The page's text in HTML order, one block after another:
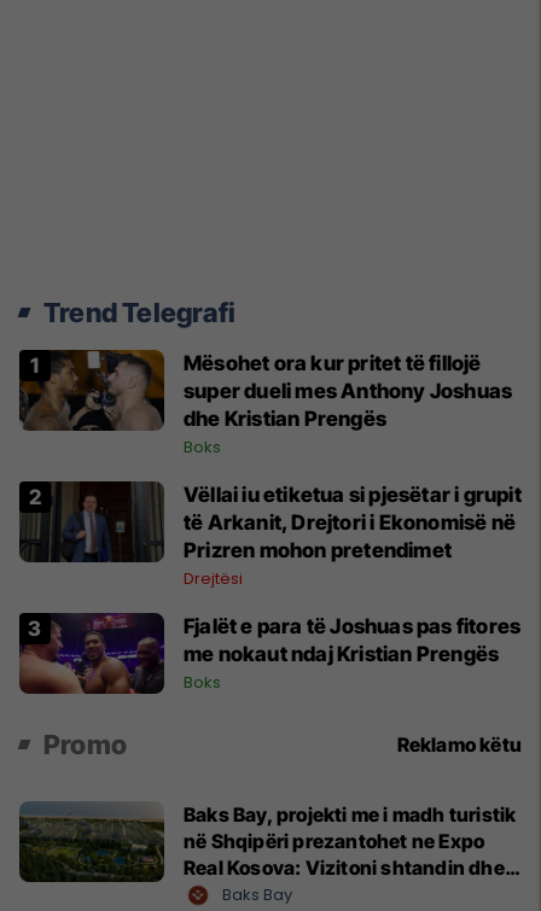
Trend Telegrafi
Mësohet ora kur pritet të fillojë
super dueli mes Anthony Joshuas
dhe Kristian Prengës
Boks
Vëllai iu etiketua si pjesëtar i grupit
të Arkanit, Drejtori i Ekonomisë në
Prizren mohon pretendimet
Drejtësi
Fjalët e para të Joshuas pas fitores
me nokaut ndaj Kristian Prengës
Boks
Promo Reklamo këtu
Baks Bay, projekti me i madh turistik
në Shqipëri prezantohet ne Expo
Real Kosova: Vizitoni shtandin dhe
zbuloni mundësitë e investimit
Baks Bay